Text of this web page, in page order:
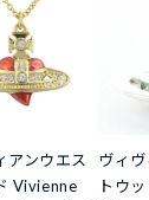
アンウエス
Vivienne
ヴィ
トウ